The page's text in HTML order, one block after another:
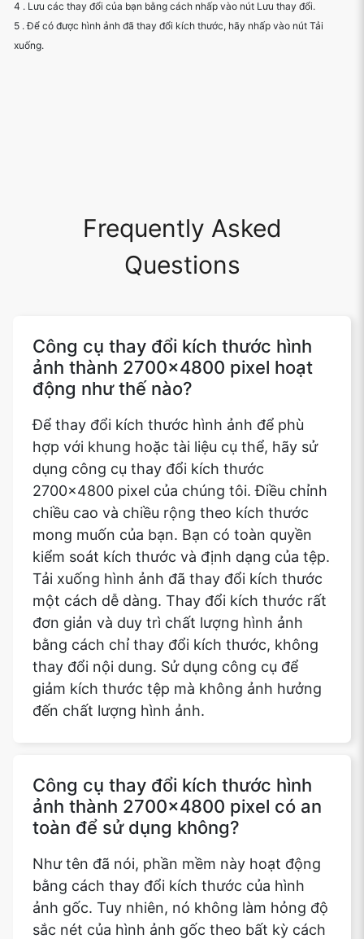
4 . Lưu các thay đổi của bạn bằng cách nhấp vào nút Lưu thay đổi.
5 . Để có được hình ảnh đã thay đổi kích thước, hãy nhấp vào nút Tải
xuống.
Frequently Asked
Questions
Công cụ thay đổi kích thước hình
ảnh thành 2700x4800 pixel hoạt
động như thế nào?
Để thay đổi kích thước hình ảnh để phù
hợp với khung hoặc tài liệu cụ thể, hãy sử
dụng công cụ thay đổi kích thước
2700x4800 pixel của chúng tôi. Điều chỉnh
chiều cao và chiều rộng theo kích thước
mong muốn của bạn. Bạn có toàn quyền
kiểm soát kích thước và định dạng của tệp.
Tải xuống hình ảnh đã thay đổi kích thước
một cách dễ dàng. Thay đổi kích thước rất
đơn giản và duy trì chất lượng hình ảnh
bằng cách chỉ thay đổi kích thước, không
thay đổi nội dung. Sử dụng công cụ để
giảm kích thước tệp mà không ảnh hưởng
đến chất lượng hình ảnh.
Công cụ thay đổi kích thước hình
ảnh thành 2700x4800 pixel có an
toàn để sử dụng không?
Như tên đã nói, phần mềm này hoạt động
bằng cách thay đổi kích thước của hình
ảnh gốc. Tuy nhiên, nó không làm hỏng độ
sắc nét của hình ảnh gốc theo bất kỳ cách